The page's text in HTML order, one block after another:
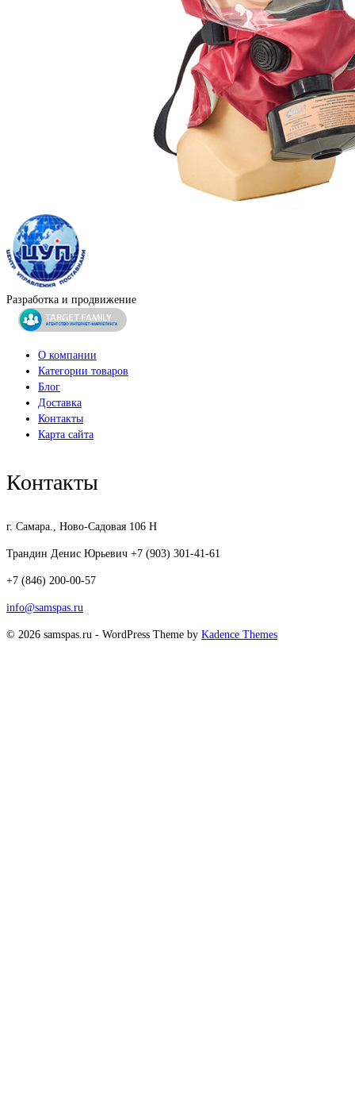
Разработка и продвижение
О компании
Категории товаров
Блог
Доставка
Контакты
Карта сайта
Контакты
г. Самара., Ново-Садовая 106 Н
Трандин Денис Юрьевич +7 (903) 301-41-61
+7 (846) 200-00-57
info@samspas.ru
© 2026 samspas.ru - WordPress Theme by Kadence Themes